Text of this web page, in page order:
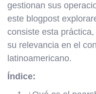
gestionan sus
este blogpost
consiste esta
su relevancia en el
latinoamericano.
Índice: